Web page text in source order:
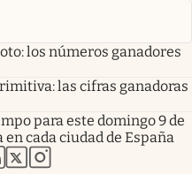
los números ganadores
las cifras ganadoras
para este domingo 9 de
cada ciudad de España
nueva pestaña
en nueva pestaña
abre en nueva pestaña
abre en nueva pestaña
abre en nueva pestaña